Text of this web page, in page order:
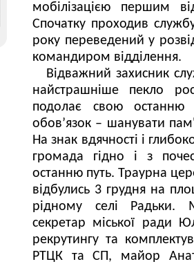
мобілізацією першим
Спочатку проходив
року переведений у
командиром відділення.
Відважний захисник
найстрашніше пекло
подолає свою
обов’язок – шанувати
На знак вдячності і
громада гідно і з
останню путь. Траурна
відбулись 3 грудня на
рідному селі Радьки.
секретар міської ради
рекрутингу та
РТЦК та СП, майор